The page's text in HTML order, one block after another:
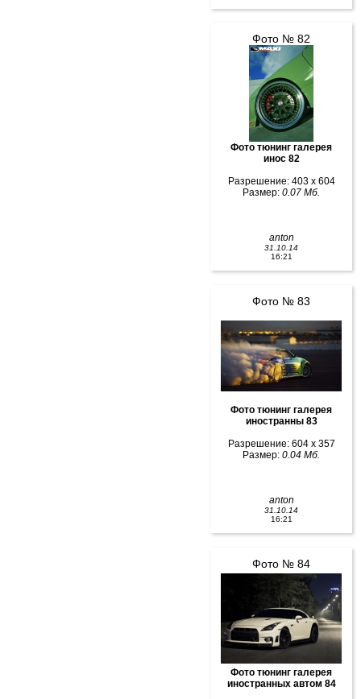
Фото № 82
Фото тюнинг галерея
инос 82
Разрешение: 403 x 604
Размер: 0.07 Мб.
anton
31.10.14
16:21
Фото № 83
Фото тюнинг галерея
иностранны 83
Разрешение: 604 x 357
Размер: 0.04 Мб.
anton
31.10.14
16:21
Фото № 84
Фото тюнинг галерея
иностранных автом 84